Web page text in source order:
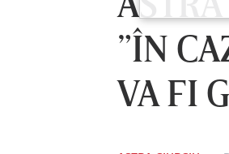
”ÎN
VA FI